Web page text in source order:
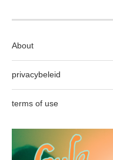
About
privacybeleid
terms of use